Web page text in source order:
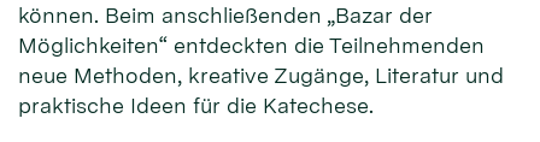
können. Beim anschließenden „Bazar der
Möglichkeiten“ entdeckten die Teilnehmenden
neue Methoden, kreative Zugänge, Literatur und
praktische Ideen für die Katechese.